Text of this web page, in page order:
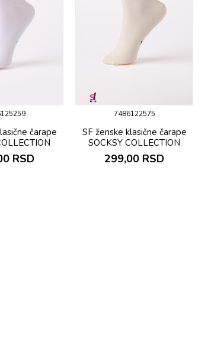
čarape
RSD
7486122575
SF ženske klasične čarape
SOCKSY COLLECTION
299,00 RSD